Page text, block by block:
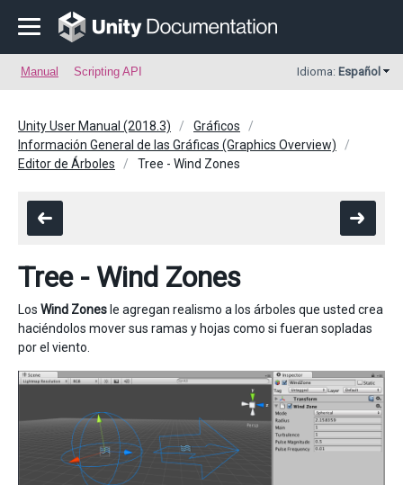
Manual Scripting API Idioma: Español
Unity User Manual (2018.3)
Gráficos
Información General de las Gráficas (Graphics Overview)
Editor de Árboles
Tree - Wind Zones
Tree - Wind Zones
Los Wind Zones le agregan realismo a los árboles que usted crea
haciéndolos mover sus ramas y hojas como si fueran sopladas
por el viento.